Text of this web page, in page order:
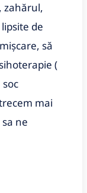
zahărul,
de
să
(
mai
ne